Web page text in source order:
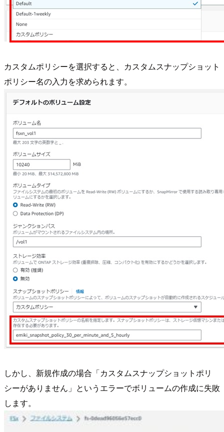
カスタムポリシーを選択すると、カスタムスナップショット
ポリシー名の入力を求められます。
しかし、新規作成の場合「カスタムスナップショットポリ
シーがありません」というエラーでボリュームの作成に失敗
します。